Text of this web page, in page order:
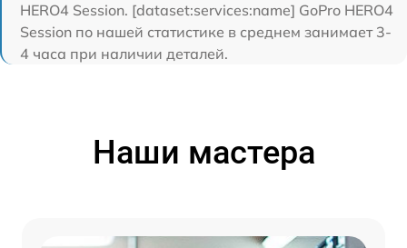
HERO4 Session. [dataset:services:name] GoPro HERO4
Session по нашей статистике в среднем занимает 3-
4 часа при наличии деталей.
Наши мастера